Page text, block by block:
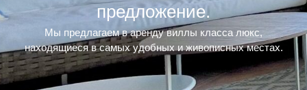
предложение.
Мы предлагаем в аренду виллы класса люкс,
находящиеся в самых удобных и живописных местах.